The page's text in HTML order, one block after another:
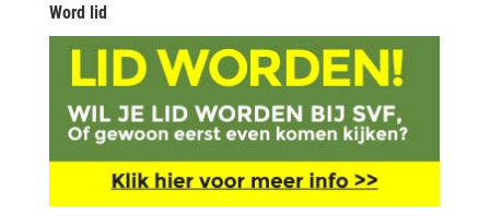
Word lid